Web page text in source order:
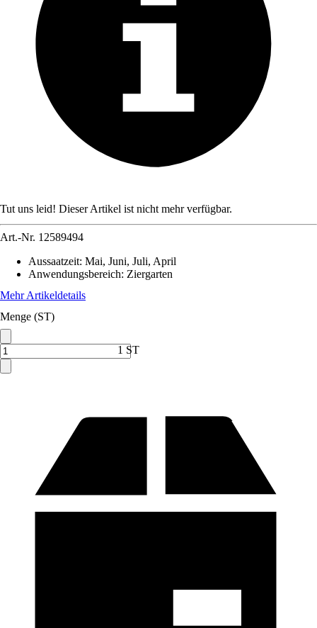
Tut uns leid! Dieser Artikel ist nicht mehr verfügbar.
Art.-Nr. 12589494
Aussaatzeit: Mai, Juni, Juli, April
Anwendungsbereich: Ziergarten
Mehr Artikeldetails
Menge (ST)
1 ST